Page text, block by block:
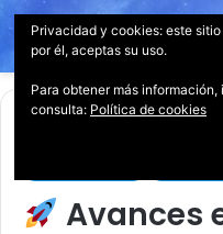
Menú
Avances
Privacidad y cookies: este
por él, aceptas su uso.
Para obtener más
consulta: Política de cookies